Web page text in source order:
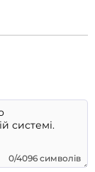
0/4096 символів